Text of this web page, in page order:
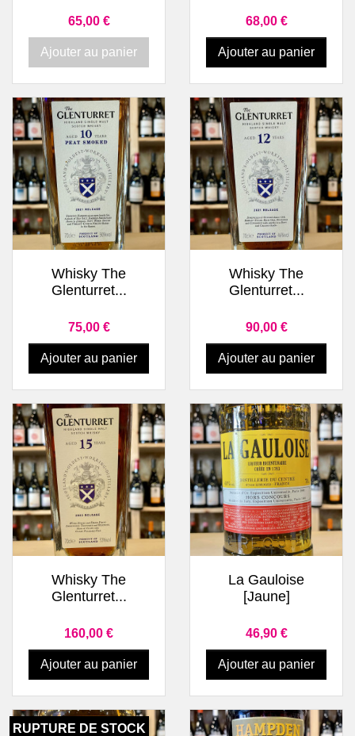
Prix
65,00 €
Ajouter au panier
Prix
68,00 €
Ajouter au panier
Whisky The
Glenturret...
Prix
75,00 €
Ajouter au panier
Whisky The
Glenturret...
Prix
90,00 €
Ajouter au panier
Whisky The
Glenturret...
Prix
160,00 €
Ajouter au panier
La Gauloise
[Jaune]
Prix
46,90 €
Ajouter au panier
RUPTURE DE STOCK